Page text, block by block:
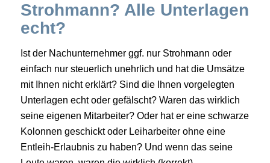
Strohmann? Alle Unterlagen
echt?
Ist der Nachunternehmer ggf. nur Strohmann oder
einfach nur steuerlich unehrlich und hat die Umsätze
mit Ihnen nicht erklärt? Sind die Ihnen vorgelegten
Unterlagen echt oder gefälscht? Waren das wirklich
seine eigenen Mitarbeiter? Oder hat er eine schwarze
Kolonnen geschickt oder Leiharbeiter ohne eine
Entleih-Erlaubnis zu haben? Und wenn das seine